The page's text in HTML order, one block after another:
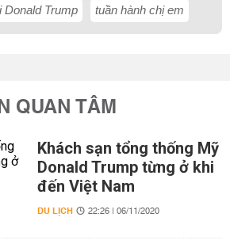
Donald Trump tuần hành chị em
QUAN TÂM
Khách sạn tổng thống Mỹ
Donald Trump từng ở khi
đến Việt Nam
DU LỊCH 22:26 | 06/11/2020